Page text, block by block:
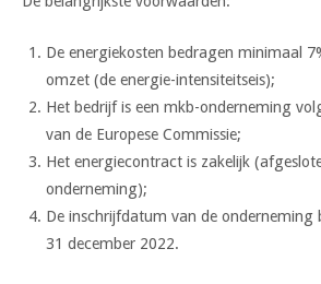
De energiekosten bedragen minimaal
omzet (de energie-intensiteitseis);
Het bedrijf is een mkb-onderneming
van de Europese Commissie;
Het energiecontract is zakelijk
onderneming);
De inschrijfdatum van de onderneming
31 december 2022.